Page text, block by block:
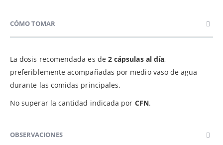
CÓMO TOMAR
La dosis recomendada es de 2 cápsulas al día,
preferiblemente acompañadas por medio vaso de agua
durante las comidas principales.
No superar la cantidad indicada por CFN.
OBSERVACIONES